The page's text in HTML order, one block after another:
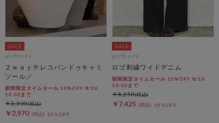
archives
２ｗａｙテレコバンドゥキャミ
ソール／
期間限定タイムセール 10%OFF 8/10
10:00まで
￥2,970 10％OFF
￥3,300
archives
ロゴ刺繍ワイドデニム
期間限定タイムセール 10%OFF 8/10
10:00まで
￥7,425 10％OFF
￥8,250